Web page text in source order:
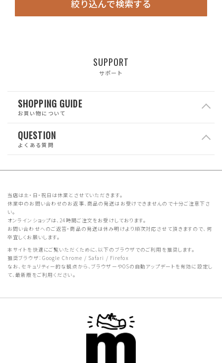
絞り込んで検索する
SUPPORT
サポート
SHOPPING GUIDE
お買い物について
QUESTION
よくある質問
当店は土・日・祝日は休業とさせていただきます。
休業中のお問い合わせのお返事、商品の発送はお受けできませんので十分ご注意下さ
い。
オンラインショップは、24時間ご注文をお受けしております。
お問い合わせへのご返答・商品の発送は休み明けより順次対応させて頂きますので、何
卒宜しくお願いします。
本サイトを快適にご覧いただくために、以下のブラウザでのご利用を推奨します。
推奨ブラウザ：Google Chrome / Safari / Firefox
なお、セキュリティー的な観点から、ブラウザーやOSの自動アップデートを有効に設定し
て、最新版をご利用ください。